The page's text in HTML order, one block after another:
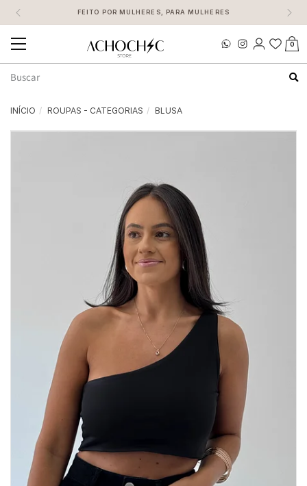
FEITO POR MULHERES, PARA MULHERES
Mudar
navegação
0
INÍCIO ROUPAS - CATEGORIAS BLUSA